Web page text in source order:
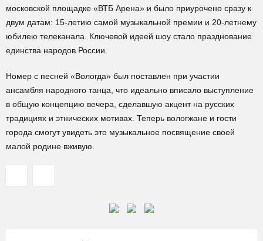
московской площадке «ВТБ Арена» и было приурочено сразу к
двум датам: 15-летию самой музыкальной премии и 20-летнему
юбилею телеканала. Ключевой идеей шоу стало празднование
единства народов России.
Номер с песней «Вологда» был поставлен при участии
ансамбля народного танца, что идеально вписало выступление
в общую концепцию вечера, сделавшую акцент на русских
традициях и этнических мотивах. Теперь вологжане и гости
города смогут увидеть это музыкальное посвящение своей
малой родине вживую.